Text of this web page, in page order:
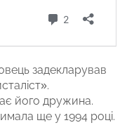
задекларував
його дружина.
ще у 1994 році.